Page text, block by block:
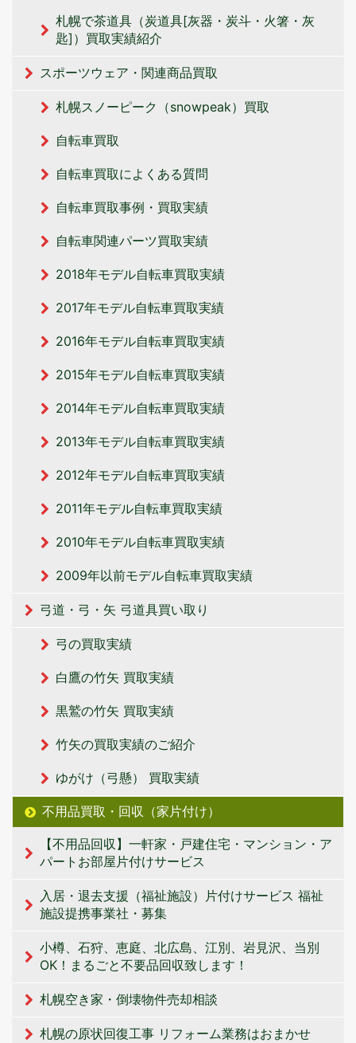
札幌で茶道具（炭道具[灰器・炭斗・火箸・灰
匙]）買取実績紹介
スポーツウェア・関連商品買取
札幌スノーピーク（snowpeak）買取
自転車買取
自転車買取によくある質問
自転車買取事例・買取実績
自転車関連パーツ買取実績
2018年モデル自転車買取実績
2017年モデル自転車買取実績
2016年モデル自転車買取実績
2015年モデル自転車買取実績
2014年モデル自転車買取実績
2013年モデル自転車買取実績
2012年モデル自転車買取実績
2011年モデル自転車買取実績
2010年モデル自転車買取実績
2009年以前モデル自転車買取実績
弓道・弓・矢 弓道具買い取り
弓の買取実績
白鷹の竹矢 買取実績
黒鷲の竹矢 買取実績
竹矢の買取実績のご紹介
ゆがけ（弓懸） 買取実績
不用品買取・回収（家片付け）
【不用品回収】一軒家・戸建住宅・マンション・ア
パートお部屋片付けサービス
入居・退去支援（福祉施設）片付けサービス 福祉
施設提携事業社・募集
小樽、石狩、恵庭、北広島、江別、岩見沢、当別
OK！まるごと不要品回収致します！
札幌空き家・倒壊物件売却相談
札幌の原状回復工事 リフォーム業務はおまかせ